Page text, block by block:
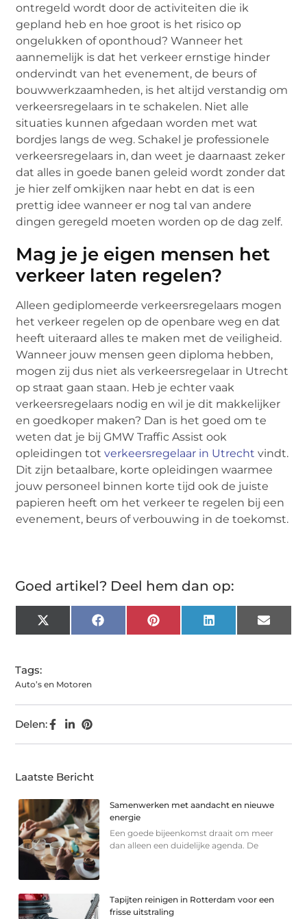
ontregeld wordt door de activiteiten die ik
gepland heb en hoe groot is het risico op
ongelukken of oponthoud? Wanneer het
aannemelijk is dat het verkeer ernstige hinder
ondervindt van het evenement, de beurs of
bouwwerkzaamheden, is het altijd verstandig om
verkeersregelaars in te schakelen. Niet alle
situaties kunnen afgedaan worden met wat
bordjes langs de weg. Schakel je professionele
verkeersregelaars in, dan weet je daarnaast zeker
dat alles in goede banen geleid wordt zonder dat
je hier zelf omkijken naar hebt en dat is een
prettig idee wanneer er nog tal van andere
dingen geregeld moeten worden op de dag zelf.
Mag je je eigen mensen het
verkeer laten regelen?
Alleen gediplomeerde verkeersregelaars mogen
het verkeer regelen op de openbare weg en dat
heeft uiteraard alles te maken met de veiligheid.
Wanneer jouw mensen geen diploma hebben,
mogen zij dus niet als verkeersregelaar in Utrecht
op straat gaan staan. Heb je echter vaak
verkeersregelaars nodig en wil je dit makkelijker
en goedkoper maken? Dan is het goed om te
weten dat je bij GMW Traffic Assist ook
opleidingen totverkeersregelaar in Utrecht vindt.
Dit zijn betaalbare, korte opleidingen waarmee
jouw personeel binnen korte tijd ook de juiste
papieren heeft om het verkeer te regelen bij een
evenement, beurs of verbouwing in de toekomst.
Goed artikel? Deel hem dan op:
X
(Twitter)
FacebookPinterest LinkedIn Email
Tags:
Auto’s en Motoren
Delen:
Laatste Bericht
Samenwerken met aandacht en nieuwe
energie
Een goede bijeenkomst draait om meer
dan alleen een duidelijke agenda. De
Tapijten reinigen in Rotterdam voor een
frisse uitstraling